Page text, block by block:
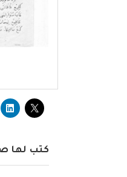
كتب لها